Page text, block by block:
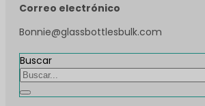
Correo electrónico
Bonnie@glassbottlesbulk.com
Buscar